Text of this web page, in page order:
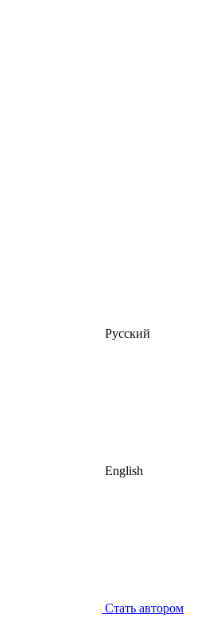
Русский
English
Стать автором